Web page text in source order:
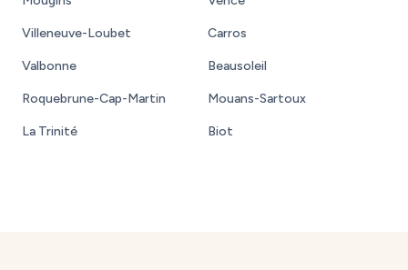
Villeneuve-Loubet Carros
Valbonne Beausoleil
Roquebrune-Cap-Martin Mouans-Sartoux
La Trinité Biot